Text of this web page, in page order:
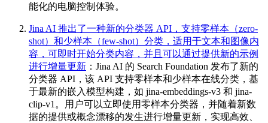
能化的电脑控制体验。
Jina AI 推出了一种新的分类器 API，支持零样本（zero-
shot）和少样本（few-shot）分类，适用于文本和图像内
容，可即时开始分类内容，并且可以通过提供新的示例
进行增量更新 ：Jina AI 的 Search Foundation 发布了新的
分类器 API，该 API 支持零样本和少样本在线分类，基
于最新的嵌入模型构建，如 jina-embeddings-v3 和 jina-
clip-v1。用户可以立即使用零样本分类器，并随着新数
据的提供或概念漂移的发生进行增量更新，实现高效、